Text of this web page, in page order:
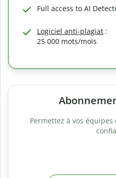
Full access to AI
Logiciel anti-plagiat :
25 000 mots/mois
Permettez à vos